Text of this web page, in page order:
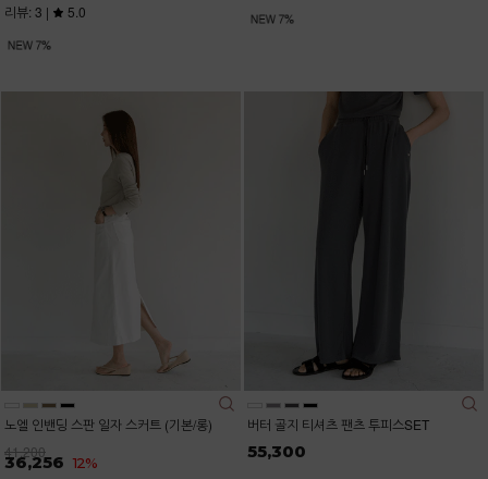
리뷰: 3 | 5.0
노엘 인밴딩 스판 일자 스커트 (기본/롱)
41,200
36,256 12%
버터 골지 티셔츠 팬츠 투피스SET
55,300